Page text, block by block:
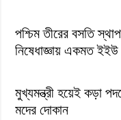
পশ্চিম তীরের বসতি
নিষেধাজ্ঞায় একমত ইইউ
মুখ্যমন্ত্রী হয়েই কড়া
মদের দোকান